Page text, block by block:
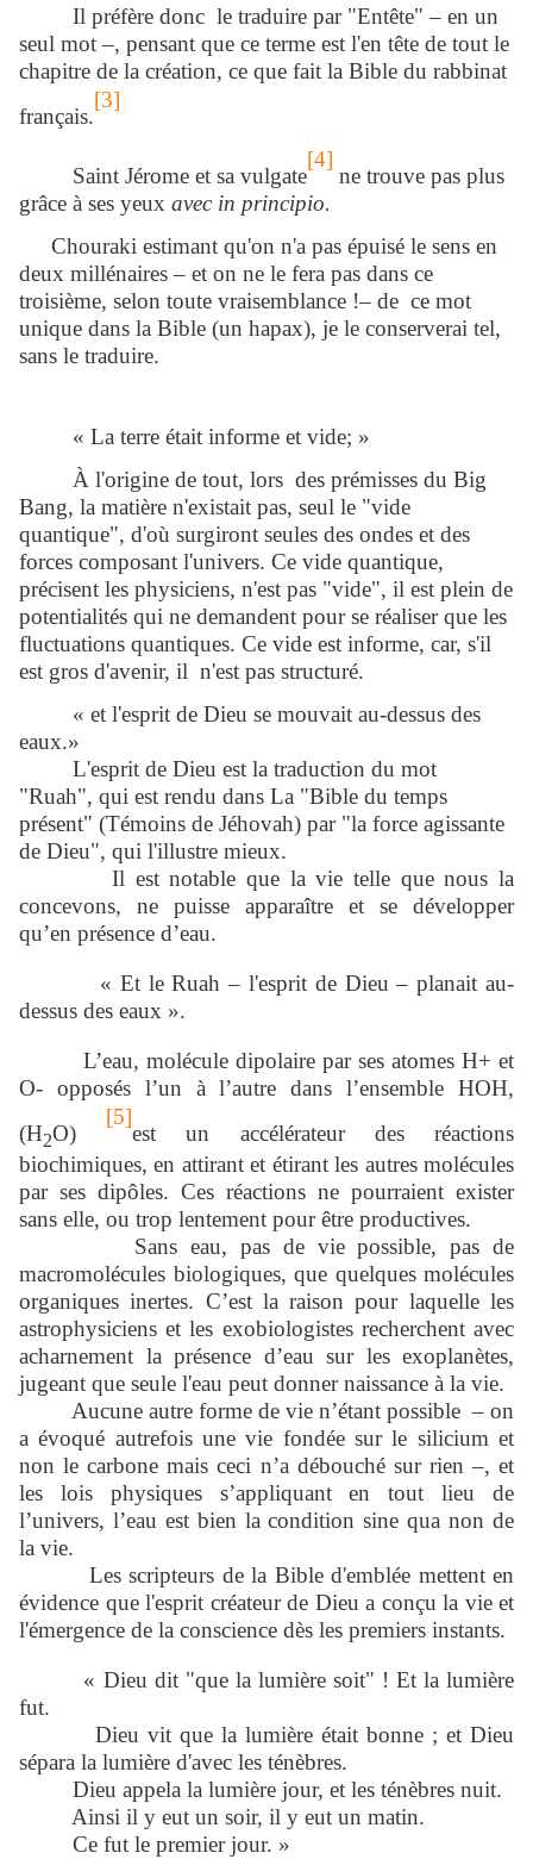
Il préfère donc le traduire par "Entête" – en un
seul mot –, pensant que ce terme est l'en tête de tout le
chapitre de la création, ce que fait la Bible du rabbinat
français.
[3]
Saint Jérome et sa vulgate
[4]
ne trouve pas plus
grâce à ses yeux avec in principio.
Chouraki estimant qu'on n'a pas épuisé le sens en
deux millénaires – et on ne le fera pas dans ce
troisième, selon toute vraisemblance !– de ce mot
unique dans la Bible (un hapax), je le conserverai tel,
sans le traduire.
« La terre était informe et vide; »
À l'origine de tout, lors des prémisses du Big
Bang, la matière n'existait pas, seul le "vide
quantique", d'où surgiront seules des ondes et des
forces composant l'univers. Ce vide quantique,
précisent les physiciens, n'est pas "vide", il est plein de
potentialités qui ne demandent pour se réaliser que les
fluctuations quantiques. Ce vide est informe, car, s'il
est gros d'avenir, il n'est pas structuré.
« et l'esprit de Dieu se mouvait au-dessus des
eaux.»
L'esprit de Dieu est la traduction du mot
"Ruah", qui est rendu dans La "Bible du temps
présent" (Témoins de Jéhovah) par "la force agissante
de Dieu", qui l'illustre mieux.
Il est notable que la vie telle que nous la
concevons, ne puisse apparaître et se développer
qu’en présence d’eau.
« Et le Ruah – l'esprit de Dieu – planait au-
dessus des eaux ».
L’eau, molécule dipolaire par ses atomes H+ et
O- opposés l’un à l’autre dans l’ensemble HOH,
(H2O)
[5]
est un accélérateur des réactions
biochimiques, en attirant et étirant les autres molécules
par ses dipôles. Ces réactions ne pourraient exister
sans elle, ou trop lentement pour être productives.
Sans eau, pas de vie possible, pas de
macromolécules biologiques, que quelques molécules
organiques inertes. C’est la raison pour laquelle les
astrophysiciens et les exobiologistes recherchent avec
acharnement la présence d’eau sur les exoplanètes,
jugeant que seule l'eau peut donner naissance à la vie.
Aucune autre forme de vie n’étant possible – on
a évoqué autrefois une vie fondée sur le silicium et
non le carbone mais ceci n’a débouché sur rien –, et
les lois physiques s’appliquant en tout lieu de
l’univers, l’eau est bien la condition sine qua non de
la vie.
Les scripteurs de la Bible d'emblée mettent en
évidence que l'esprit créateur de Dieu a conçu la vie et
l'émergence de la conscience dès les premiers instants.
« Dieu dit "que la lumière soit" ! Et la lumière
fut.
Dieu vit que la lumière était bonne ; et Dieu
sépara la lumière d'avec les ténèbres.
Dieu appela la lumière jour, et les ténèbres nuit.
Ainsi il y eut un soir, il y eut un matin.
Ce fut le premier jour. »